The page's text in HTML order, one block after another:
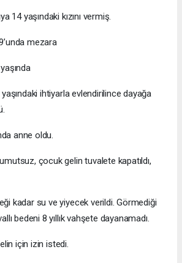
14 yaşındaki kızını vermiş.
mezara
ihtiyarla evlendirilince dayağa
anne oldu.
çocuk gelin tuvalete kapatıldı,
kadar su ve yiyecek verildi. Görmediği
bedeni 8 yıllık vahşete dayanamadı.
için izin istedi.